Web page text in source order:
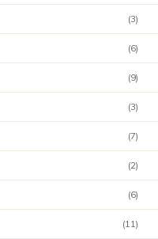
(3)
(6)
(9)
(3)
(7)
(2)
(6)
(11)